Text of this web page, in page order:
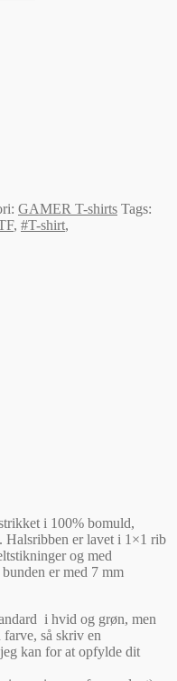
GAMER T-shirts Tags:
, #T-shirt,
i 100% bomuld,
Halsribben er lavet i 1×1 rib
og med
er med 7 mm
i hvid og grøn, men
så skriv en
kan for at opfylde dit